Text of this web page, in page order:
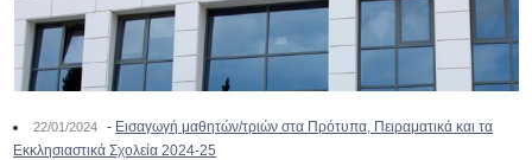
22/01/2024 - Εισαγωγή μαθητών/τριών στα Πρότυπα, Πειραματικά και τα
Εκκλησιαστικά Σχολεία 2024-25